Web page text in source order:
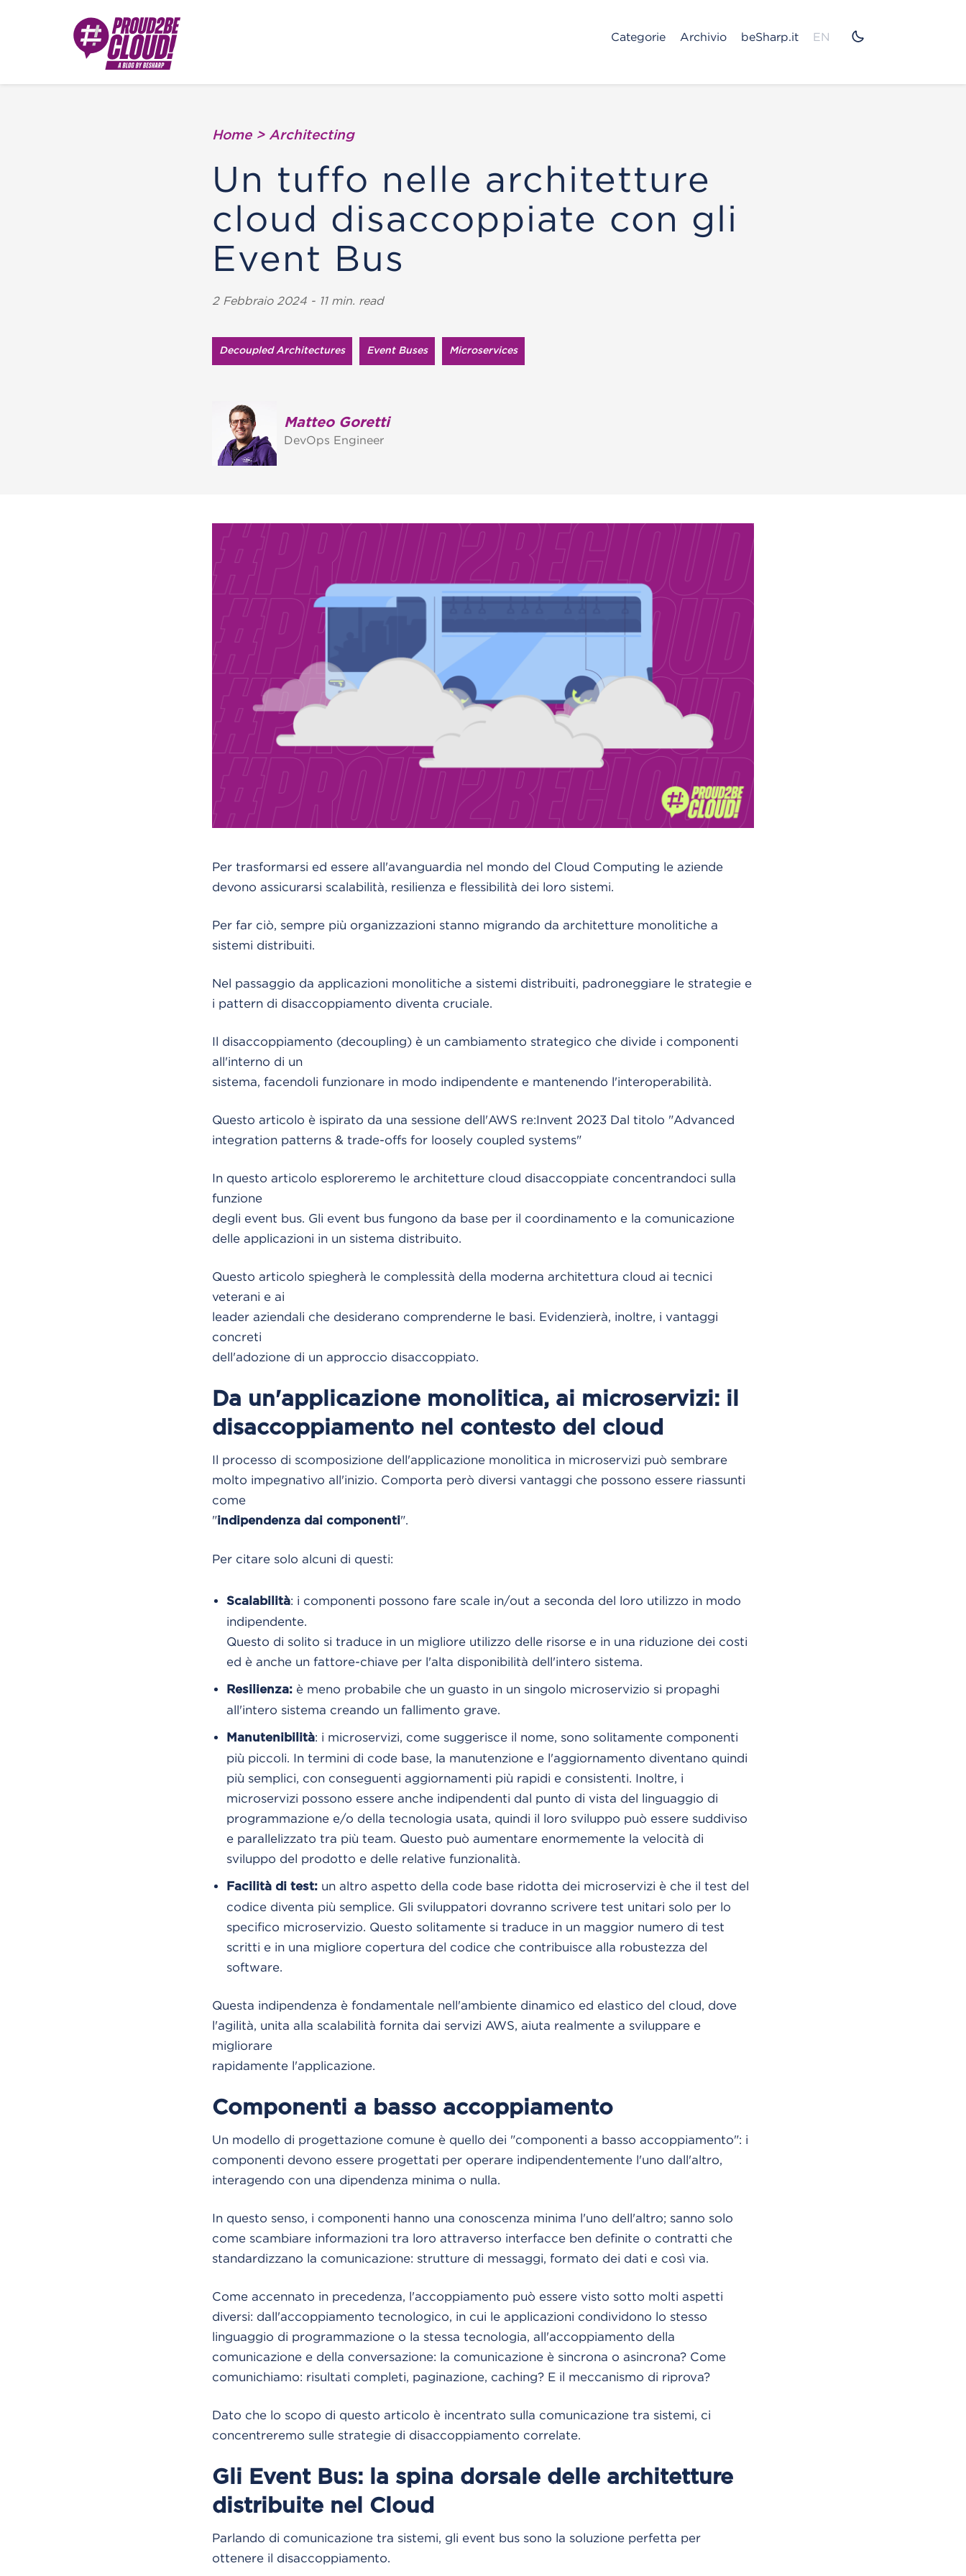
Categorie Archivio beSharp.it EN
Home > Architecting
Un tuffo nelle architetture
cloud disaccoppiate con gli
Event Bus
2 Febbraio 2024 - 11 min. read
Decoupled Architectures Event Buses Microservices
Matteo Goretti
DevOps Engineer
Per trasformarsi ed essere all'avanguardia nel mondo del Cloud Computing le aziende
devono assicurarsi scalabilità, resilienza e flessibilità dei loro sistemi.
Per far ciò, sempre più organizzazioni stanno migrando da architetture monolitiche a
sistemi distribuiti.
Nel passaggio da applicazioni monolitiche a sistemi distribuiti, padroneggiare le strategie e
i pattern di disaccoppiamento diventa cruciale.
Il disaccoppiamento (decoupling) è un cambiamento strategico che divide i componenti
all'interno di un
sistema, facendoli funzionare in modo indipendente e mantenendo l'interoperabilità.
Questo articolo è ispirato da una sessione dell'AWS re:Invent 2023 Dal titolo "Advanced
integration patterns & trade-offs for loosely coupled systems"
In questo articolo esploreremo le architetture cloud disaccoppiate concentrandoci sulla
funzione
degli event bus. Gli event bus fungono da base per il coordinamento e la comunicazione
delle applicazioni in un sistema distribuito.
Questo articolo spiegherà le complessità della moderna architettura cloud ai tecnici
veterani e ai
leader aziendali che desiderano comprenderne le basi. Evidenzierà, inoltre, i vantaggi
concreti
dell'adozione di un approccio disaccoppiato.
Da un'applicazione monolitica, ai microservizi: il
disaccoppiamento nel contesto del cloud
Il processo di scomposizione dell'applicazione monolitica in microservizi può sembrare
molto impegnativo all'inizio. Comporta però diversi vantaggi che possono essere riassunti
come
"indipendenza dai componenti".
Per citare solo alcuni di questi:
Scalabilità: i componenti possono fare scale in/out a seconda del loro utilizzo in modo
indipendente.
Questo di solito si traduce in un migliore utilizzo delle risorse e in una riduzione dei costi
ed è anche un fattore-chiave per l'alta disponibilità dell'intero sistema.
Resilienza:è meno probabile che un guasto in un singolo microservizio si propaghi
all'intero sistema creando un fallimento grave.
Manutenibilità: i microservizi, come suggerisce il nome, sono solitamente componenti
più piccoli. In termini di code base, la manutenzione e l'aggiornamento diventano quindi
più semplici, con conseguenti aggiornamenti più rapidi e consistenti. Inoltre, i
microservizi possono essere anche indipendenti dal punto di vista del linguaggio di
programmazione e/o della tecnologia usata, quindi il loro sviluppo può essere suddiviso
e parallelizzato tra più team. Questo può aumentare enormemente la velocità di
sviluppo del prodotto e delle relative funzionalità.
Facilità di test:un altro aspetto della code base ridotta dei microservizi è che il test del
codice diventa più semplice. Gli sviluppatori dovranno scrivere test unitari solo per lo
specifico microservizio. Questo solitamente si traduce in un maggior numero di test
scritti e in una migliore copertura del codice che contribuisce alla robustezza del
software.
Questa indipendenza è fondamentale nell'ambiente dinamico ed elastico del cloud, dove
l'agilità, unita alla scalabilità fornita dai servizi AWS, aiuta realmente a sviluppare e
migliorare
rapidamente l'applicazione.
Componenti a basso accoppiamento
Un modello di progettazione comune è quello dei "componenti a basso accoppiamento": i
componenti devono essere progettati per operare indipendentemente l'uno dall'altro,
interagendo con una dipendenza minima o nulla.
In questo senso, i componenti hanno una conoscenza minima l'uno dell'altro; sanno solo
come scambiare informazioni tra loro attraverso interfacce ben definite o contratti che
standardizzano la comunicazione: strutture di messaggi, formato dei dati e così via.
Come accennato in precedenza, l'accoppiamento può essere visto sotto molti aspetti
diversi: dall'accoppiamento tecnologico, in cui le applicazioni condividono lo stesso
linguaggio di programmazione o la stessa tecnologia, all'accoppiamento della
comunicazione e della conversazione: la comunicazione è sincrona o asincrona? Come
comunichiamo: risultati completi, paginazione, caching? E il meccanismo di riprova?
Dato che lo scopo di questo articolo è incentrato sulla comunicazione tra sistemi, ci
concentreremo sulle strategie di disaccoppiamento correlate.
Gli Event Bus: la spina dorsale delle architetture
distribuite nel Cloud
Parlando di comunicazione tra sistemi, gli event bus sono la soluzione perfetta per
ottenere il disaccoppiamento.